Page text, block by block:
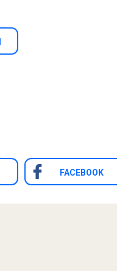
FACEBOOK